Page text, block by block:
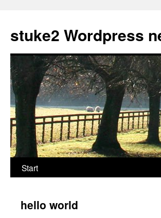
springen
stuke2 Wordpress
Start
hello world